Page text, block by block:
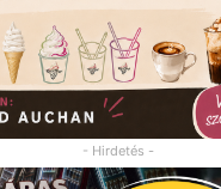
- Hirdetés -